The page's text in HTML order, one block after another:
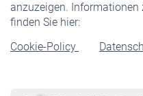
anzuzeigen. Informationen
finden Sie hier:
Cookie-Policy
Rentner
Rentenbeginn
Rente beantragen